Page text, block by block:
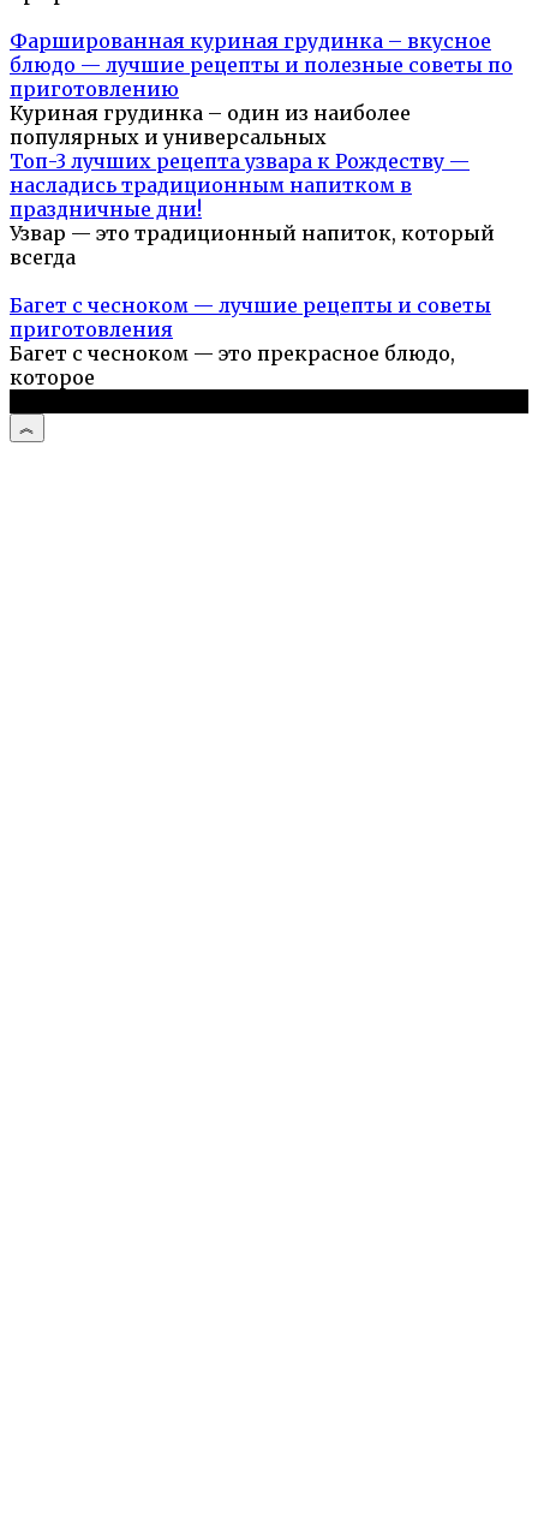
Фаршированная куриная грудинка – вкусное
блюдо — лучшие рецепты и полезные советы по
приготовлению
Куриная грудинка – один из наиболее
популярных и универсальных
Топ-3 лучших рецепта узвара к Рождеству —
насладись традиционным напитком в
праздничные дни!
Узвар — это традиционный напиток, который
всегда
Багет с чесноком — лучшие рецепты и советы
приготовления
Багет с чесноком — это прекрасное блюдо,
которое